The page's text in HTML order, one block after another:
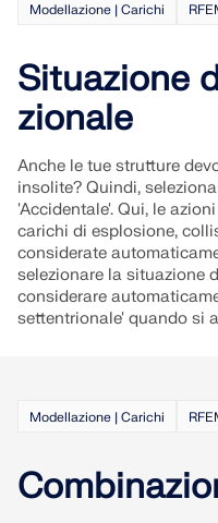
Modellazione | Carichi
Situazione
zionale
Anche le tue strutture
insolite? Quindi,
'Accidentale'. Qui, le
carichi di esplosione,
considerate
selezionare la situazione
considerare
settentrionale' quando si
Modellazione | Carichi